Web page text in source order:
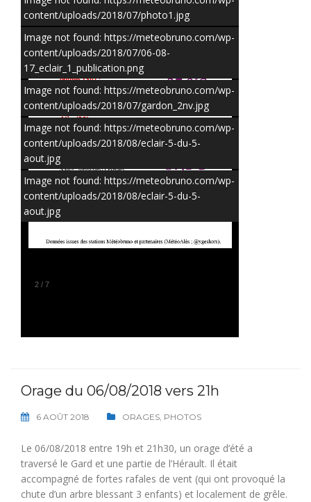
3 / 7
content/uploads/2018/07/photo1.jpg
Image not found: https://meteobruno.com/wp-
content/uploads/2018/07/06-08-
17_eclair_1_publication.png
Image not found: https://meteobruno.com/wp-
content/uploads/2018/07/gardon_2nv.jpg
Image not found: https://meteobruno.com/wp-
content/uploads/2018/08/eclair-5-du-5-
aout.jpg
Image not found: https://meteobruno.com/wp-
content/uploads/2018/08/eclair-5-du-5-
aout.jpg
Orage du 06/08/2018 vers 21h
6 AOÛT 2018 ORAGES, PHOTOS
Le 06/08/2018 entre 19h et 21h30, un orage d’été a
traversé le Gard et une partie de l’Hérault. Il était
accompagné de fortes rafales de vent (qui ont provoqué la
chute d’un arbre blessant 3 enfants) et localement de grêle.